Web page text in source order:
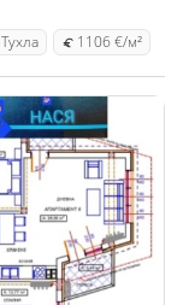
Тухла 1106 €/м²